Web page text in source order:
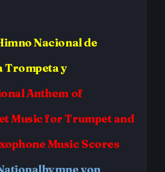
Nacional de
Trompeta y
Anthem of
Music for Trumpet and
Music Scores